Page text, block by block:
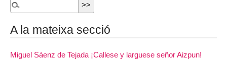
A la mateixa secció
Miguel Sáenz de Tejada ¡Callese y larguese señor Aizpun!